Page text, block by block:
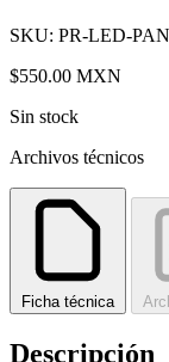
SKU: PR-LED-
$550.00 MXN
Sin stock
Archivos técnicos
Ficha técnica
Descripción